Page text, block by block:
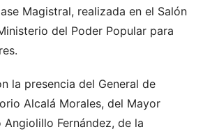
Magistral, realizada en el Salón
del Poder Popular para
la presencia del General de
Alcalá Morales, del Mayor
Angiolillo Fernández, de la